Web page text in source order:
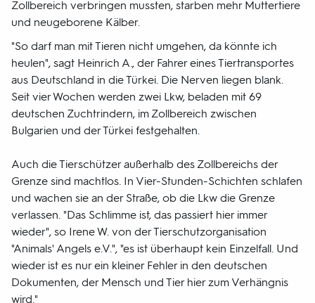
Zollbereich verbringen mussten, starben mehr Muttertiere
und neugeborene Kälber.
"So darf man mit Tieren nicht umgehen, da könnte ich
heulen", sagt Heinrich A., der Fahrer eines Tiertransportes
aus Deutschland in die Türkei. Die Nerven liegen blank.
Seit vier Wochen werden zwei Lkw, beladen mit 69
deutschen Zuchtrindern, im Zollbereich zwischen
Bulgarien und der Türkei festgehalten.
Auch die Tierschützer außerhalb des Zollbereichs der
Grenze sind machtlos. In Vier-Stunden-Schichten schlafen
und wachen sie an der Straße, ob die Lkw die Grenze
verlassen. "Das Schlimme ist, das passiert hier immer
wieder", so Irene W. von der Tierschutzorganisation
"Animals' Angels e.V.", "es ist überhaupt kein Einzelfall. Und
wieder ist es nur ein kleiner Fehler in den deutschen
Dokumenten, der Mensch und Tier hier zum Verhängnis
wird."